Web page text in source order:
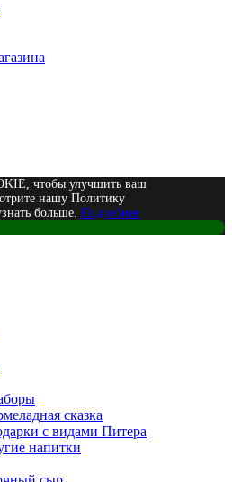
чтобы улучшить ваш
нашу Политику
больше. Подробнее
сказка
с видами Питера
напитки